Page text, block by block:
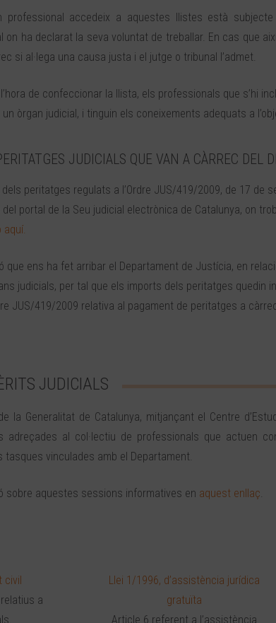
professional accedeix a aquestes llistes està
on ha declarat la seva voluntat de treballar. En cas que
si al·lega una causa justa i el jutge o tribunal l’admet.
de confeccionar la llista, els professionals que s’hi
òrgan judicial, i tinguin els coneixements adequats a
JUDICIALS QUE VAN A CÀRREC DEL
peritatges regulats a l’Ordre JUS/419/2009, de 17 de
portal de la Seu judicial electrònica de Catalunya, on
aquí.
que ens ha fet arribar el Departament de Justícia, en
judicials, per tal que els imports dels peritatges quedin
JUS/419/2009 relativa al pagament de peritatges a
JUDICIALS
la Generalitat de Catalunya, mitjançant el Centre
adreçades al col·lectiu de professionals que actuen
vinculades amb el Departament.
sobre aquestes sessions informatives en aquest enllaç.
civil
a
Llei 1/1996, d’assistència jurídica
gratuïta
Article 6 referent a l’assistència